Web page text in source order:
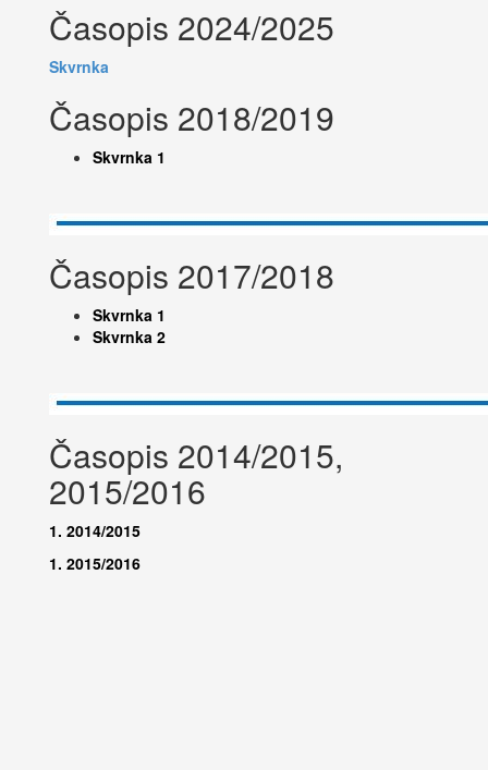
Časopis 2024/2025
Skvrnka
​Časopis 2018/2019
Skvrnka 1
Časopis 2017/2018
Skvrnka 1
Skvrnka 2
Časopis 2014/2015,
2015/2016
1. 2014/2015
1. 2015/2016